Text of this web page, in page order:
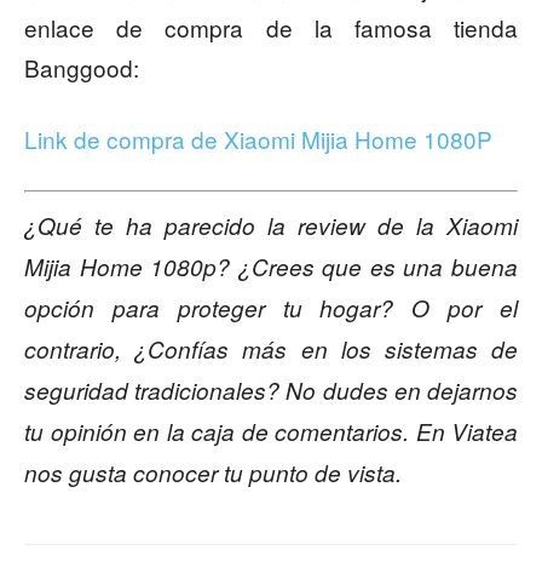
enlace de compra de la famosa tienda
Banggood:
Link de compra de Xiaomi Mijia Home 1080P
¿Qué te ha parecido la review de la Xiaomi
Mijia Home 1080p? ¿Crees que es una buena
opción para proteger tu hogar? O por el
contrario, ¿Confías más en los sistemas de
seguridad tradicionales? No dudes en dejarnos
tu opinión en la caja de comentarios. En Viatea
nos gusta conocer tu punto de vista.